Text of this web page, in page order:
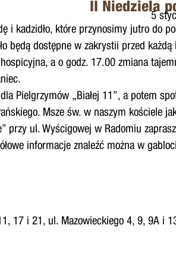
II Niedziela
5
i kadzidło, które przynosimy jutro do
będą dostępne w zakrystii przed każdą
a o godz. 17.00 zmiana
Pielgrzymów „Białej 11”, a potem
Msze św. w naszym kościele
przy ul. Wyścigowej w Radomiu
informacje znaleźć można w
17 i 21, ul. Mazowieckiego 4, 9, 9A i